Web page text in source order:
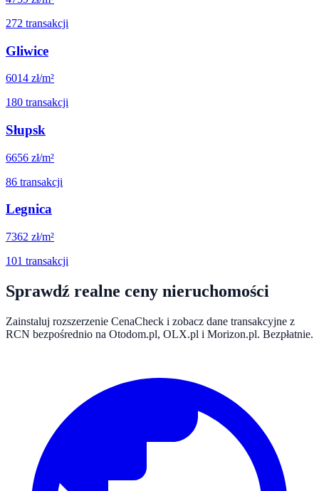
272 transakcji
Gliwice
6014 zł/m²
180 transakcji
Słupsk
6656 zł/m²
86 transakcji
Legnica
7362 zł/m²
101 transakcji
Sprawdź realne ceny nieruchomości
Zainstaluj rozszerzenie CenaCheck i zobacz dane transakcyjne z
RCN bezpośrednio na Otodom.pl, OLX.pl i Morizon.pl. Bezpłatnie.